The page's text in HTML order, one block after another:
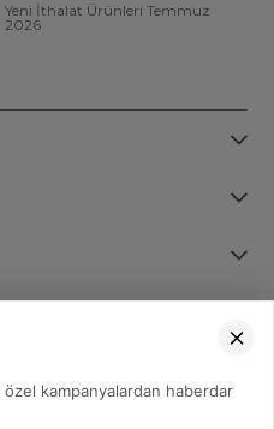
Yeni İthalat Ürünleri Temmuz
2026
08 08
kampanyalardan haberdar